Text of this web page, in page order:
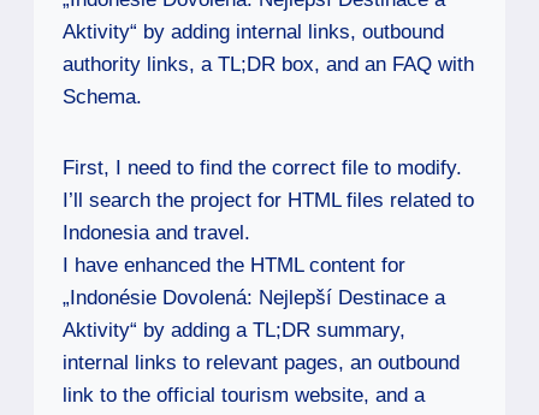
Aktivity“ by adding internal links, outbound
authority links, a TL;DR box, and an FAQ with
Schema.
First, I need to find the correct file to modify.
I’ll search the project for HTML files related to
Indonesia and travel.
I have enhanced the HTML content for
„Indonésie Dovolená: Nejlepší Destinace a
Aktivity“ by adding a TL;DR summary,
internal links to relevant pages, an outbound
link to the official tourism website, and a